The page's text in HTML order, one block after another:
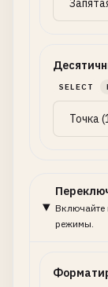
SELECT
Включайте
режимы.